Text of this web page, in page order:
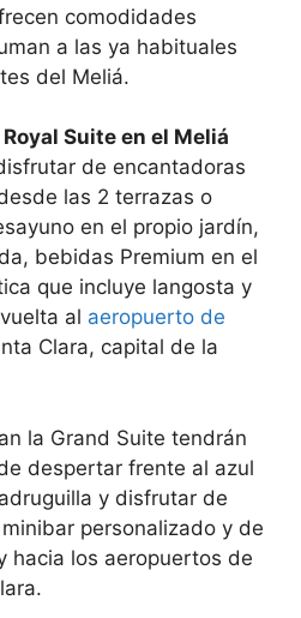
comodidades
a las ya habituales
del Meliá.
Royal Suite en el Meliá
de encantadoras
las 2 terrazas o
en el propio jardín,
bebidas Premium en el
que incluye langosta y
al aeropuerto de
Clara, capital de la
la Grand Suite tendrán
despertar frente al azul
y disfrutar de
personalizado y de
hacia los aeropuertos de